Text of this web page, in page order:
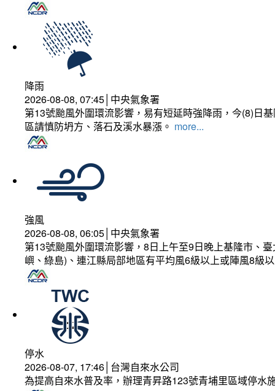
降雨
2026-08-08, 07:45│中央氣象署
第13號颱風外圍環流影響，易有短延時強降雨，今(8)日
區請慎防坍方、落石及溪水暴漲。 more...
強風
2026-08-08, 06:05│中央氣象署
第13號颱風外圍環流影響，8日上午至9日晚上基隆市、
嶼、綠島)、連江縣局部地區有平均風6級以上或陣風8級
停水
2026-08-07, 17:46│台灣自來水公司
為提高自來水普及率，辦理青昇路123號青埔里區域停水